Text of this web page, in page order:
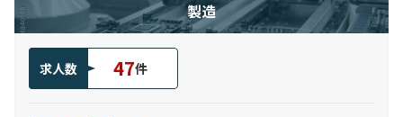
製造
求人数 47件